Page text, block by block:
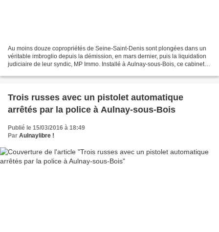
Au moins douze copropriétés de Seine-Saint-Denis sont plongées dans un
véritable imbroglio depuis la démission, en mars dernier, puis la liquidation
judiciaire de leur syndic, MP Immo. Installé à Aulnay-sous-Bois, ce cabinet
Trois russes avec un pistolet automatique
arrêtés par la police à Aulnay-sous-Bois
Publié le 15/03/2016 à 18:49
Par Aulnaylibre !